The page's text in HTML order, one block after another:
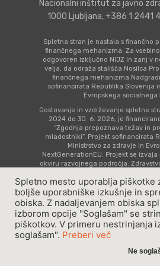
Nacionalni inštitut za javno
1000 Ljubljana, +386 1 2441
Spletna stran je nastala s finančno
finančnega mehanizma. Za
odgovoren izključno NIJZ in zanj v
velja, da odraža stališča Nosilca
finančnega
sofinancirata Republika Slovenija
Evropskega socialnega
Gostovanje in vzdrževanje spletne
2024 do 30. 6. 2026, je
“Zgodnja prepoznava težav in
mladostniki”. Projekt sofinancirata
Ministrstvo za zdravje in
NextGenerationEU. Projekt se
okviru razvojnega področja:
kompetenc kadrov v zdravstvu za
oskrbe.
Pravno obvestilo|Piškotki|
Copyright © 2023 - ZDAJ, Vse
Spletno mesto uporablja piškotke
boljše uporabniške izkušnje in
obiska. Z nadaljevanjem obiska
izborom opcije "Soglašam" se
piškotkov. V primeru nestrinjanja
soglašam". Preberi več
Ne